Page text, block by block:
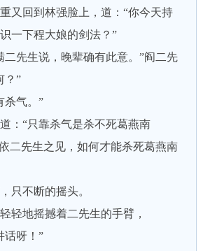
回到林强脸上，道：“你今天持
一下程大娘的剑法？”
先生说，晚辈确有此意。”阎二先
？”
气。”
“只靠杀气是杀不死葛燕南
二先生之见，如何才能杀死葛燕南
不断的摇头。
地摇撼着二先生的手臂，
话呀！”